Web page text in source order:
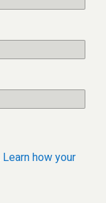
Learn how your